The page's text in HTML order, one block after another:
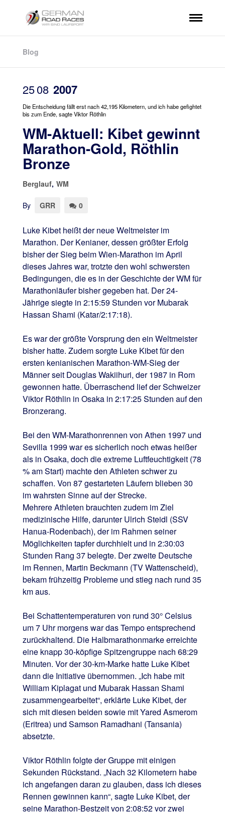
Blog
2508 2007
Die Entscheidung fällt erst nach 42,195 Kilometern, und ich habe gefightet
bis zum Ende, sagte Viktor Röthlin
WM-Aktuell: Kibet gewinnt
Marathon-Gold, Röthlin
Bronze
Berglauf, WM
By GRR 0
Luke Kibet heißt der neue Weltmeister im
Marathon. Der Kenianer, dessen größter Erfolg
bisher der Sieg beim Wien-Marathon im April
dieses Jahres war, trotzte den wohl schwersten
Bedingungen, die es in der Geschichte der WM für
Marathonläufer bisher gegeben hat. Der 24-
Jährige siegte in 2:15:59 Stunden vor Mubarak
Hassan Shami (Katar/2:17:18).
Es war der größte Vorsprung den ein Weltmeister
bisher hatte. Zudem sorgte Luke Kibet für den
ersten kenianischen Marathon-WM-Sieg der
Männer seit Douglas Wakiihuri, der 1987 in Rom
gewonnen hatte. Überraschend lief der Schweizer
Viktor Röthlin in Osaka in 2:17:25 Stunden auf den
Bronzerang.
Bei den WM-Marathonrennen von Athen 1997 und
Sevilla 1999 war es sicherlich noch etwas heißer
als in Osaka, doch die extreme Luftfeuchtigkeit (78
% am Start) machte den Athleten schwer zu
schaffen. Von 87 gestarteten Läufern blieben 30
im wahrsten Sinne auf der Strecke.
Mehrere Athleten brauchten zudem im Ziel
medizinische Hilfe, darunter Ulrich Steidl (SSV
Hanua-Rodenbach), der im Rahmen seiner
Möglichkeiten tapfer durchhielt und in 2:30:03
Stunden Rang 37 belegte. Der zweite Deutsche
im Rennen, Martin Beckmann (TV Wattenscheid),
bekam frühzeitig Probleme und stieg nach rund 35
km aus.
Bei Schattentemperaturen von rund 30° Celsius
um 7 Uhr morgens war das Tempo entsprechend
zurückhaltend. Die Halbmarathonmarke erreichte
eine knapp 30-köpfige Spitzengruppe nach 68:29
Minuten. Vor der 30-km-Marke hatte Luke Kibet
dann die Initiative übernommen. „Ich habe mit
William Kiplagat und Mubarak Hassan Shami
zusammengearbeitet“, erklärte Luke Kibet, der
sich mit diesen beiden sowie mit Yared Asmerom
(Eritrea) und Samson Ramadhani (Tansania)
absetzte.
Viktor Röthlin folgte der Gruppe mit einigen
Sekunden Rückstand. „Nach 32 Kilometern habe
ich angefangen daran zu glauben, dass ich dieses
Rennen gewinnen kann“, sagte Luke Kibet, der
seine Marathon-Bestzeit von 2:08:52 vor zwei